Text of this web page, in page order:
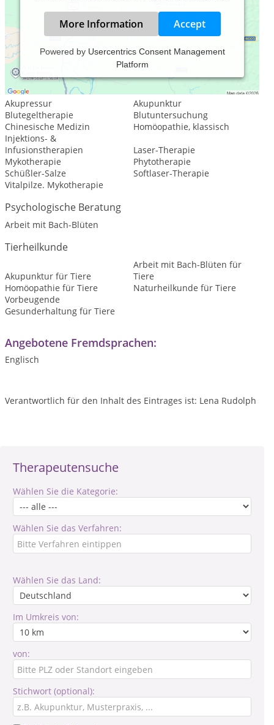
Therapeutensuche
Wählen Sie die Kategorie:
Wählen Sie das Verfahren:
Wählen Sie das Land:
Im Umkreis von:
von:
Stichwort (optional):
More Information Accept
Powered by Usercentrics Consent Management
Platform
Leistungsspektrum:
Traditionelle und komplementäre Medizin, Heilkunde
Akupressur
Akupunktur
Blutegeltherapie
Blutuntersuchung
Chinesische Medizin
Homöopathie, klassisch
Injektions- &
Infusionstherapien
Laser-Therapie
Mykotherapie
Phytotherapie
Schüßler-Salze
Softlaser-Therapie
Vitalpilze. Mykotherapie
Psychologische Beratung
Arbeit mit Bach-Blüten
Tierheilkunde
Akupunktur für Tiere
Arbeit mit Bach-Blüten für
Tiere
Homöopathie für Tiere
Naturheilkunde für Tiere
Vorbeugende
Gesunderhaltung für Tiere
Angebotene Fremdsprachen:
Englisch
Verantwortlich für den Inhalt des Eintrages ist: Lena Rudolph